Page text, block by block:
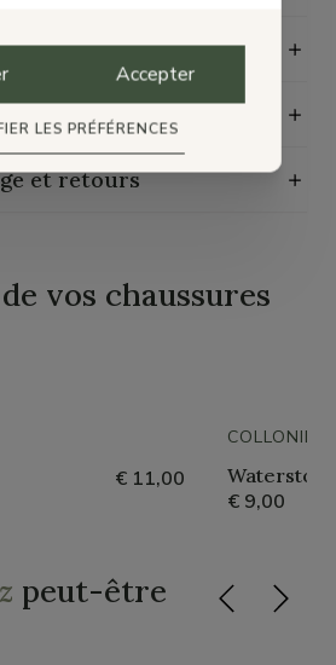
de durabilité
et retours
de vos chaussures
€ 11,00
COLLONIL
Waterstop
€ 9,00
peut-être
Accepter
LES PRÉFÉRENCES